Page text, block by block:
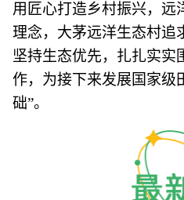
用匠心打造乡村振兴，远
理念，大茅远洋生态村追
坚持生态优先，扎扎实实
作，为接下来发展国家级
础”。